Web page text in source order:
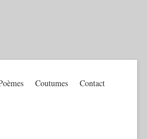
Coutumes Contact